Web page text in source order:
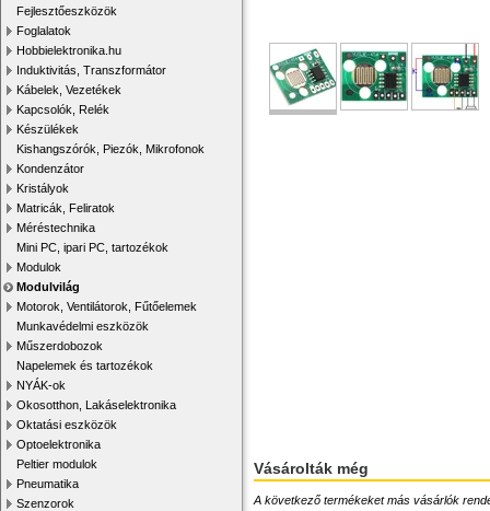
Fejlesztőeszközök
Foglalatok
Hobbielektronika.hu
Induktivitás, Transzformátor
Kábelek, Vezetékek
Kapcsolók, Relék
Készülékek
Kishangszórók, Piezók, Mikrofonok
Kondenzátor
Kristályok
Matricák, Feliratok
Méréstechnika
Mini PC, ipari PC, tartozékok
Modulok
Modulvilág
Motorok, Ventilátorok, Fűtőelemek
Munkavédelmi eszközök
Műszerdobozok
Napelemek és tartozékok
NYÁK-ok
Okosotthon, Lakáselektronika
Oktatási eszközök
Optoelektronika
Peltier modulok
Pneumatika
Szenzorok
Vásárolták még
A következő termékeket más vásárlók